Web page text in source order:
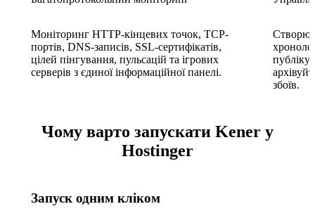
Моніторинг HTTP-кінцевих точок, TCP-
портів, DNS-записів, SSL-сертифікатів,
цілей пінгування, пульсацій та ігрових
серверів з єдиної інформаційної панелі.
збоїв.
Чому варто запускати Kener у
Hostinger
Запуск одним кліком